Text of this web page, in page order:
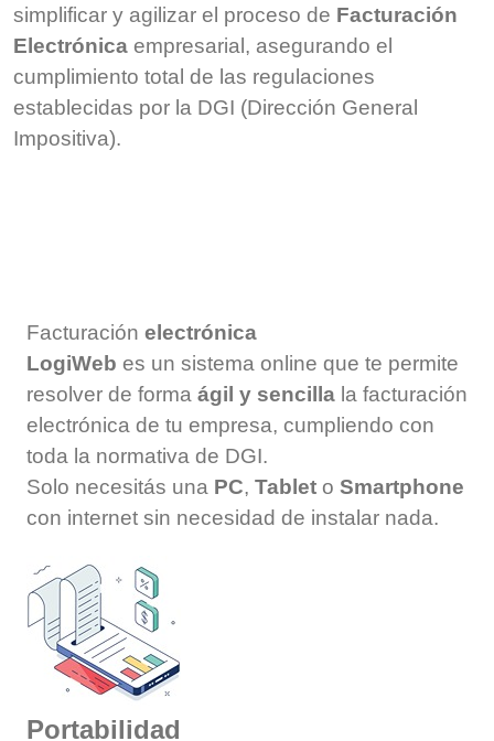
simplificar y agilizar el proceso de Facturación
Electrónica empresarial, asegurando el
cumplimiento total de las regulaciones
establecidas por la DGI (Dirección General
Impositiva).
Facturación electrónica
LogiWeb es un sistema online que te permite
resolver de forma ágil y sencilla la facturación
electrónica de tu empresa, cumpliendo con
toda la normativa de DGI.
Solo necesitás una PC, Tablet o Smartphone
con internet sin necesidad de instalar nada.
Portabilidad